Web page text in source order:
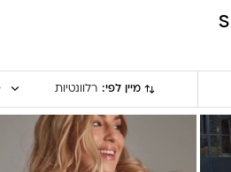
מיין לפי: רלוונטיות